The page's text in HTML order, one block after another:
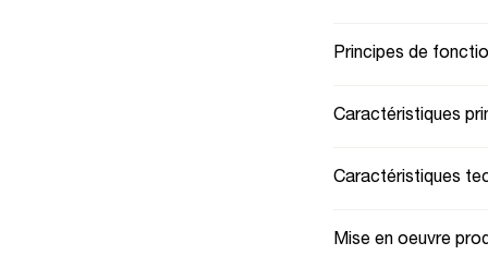
Principes de
Caractéristiques
Caractéristiques
Mise en oeuvre